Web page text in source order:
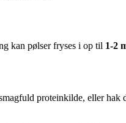
kan pølser fryses i op til 1-2
proteinkilde, eller hak